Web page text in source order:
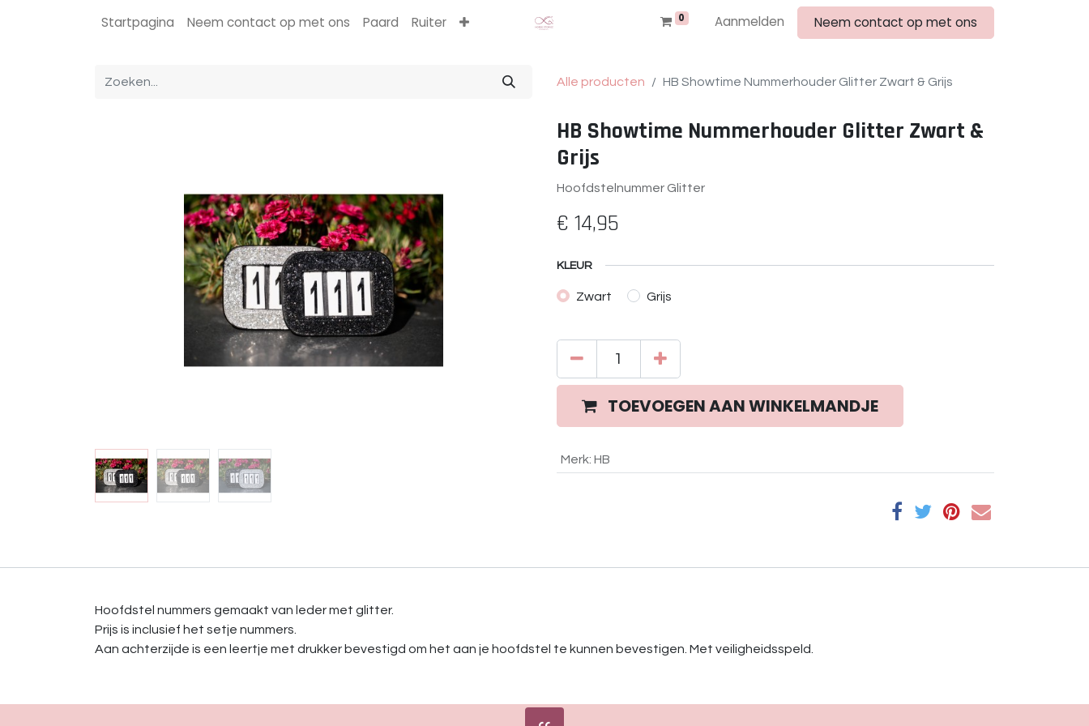
0 Aanmelden Neem contact op met ons
Startpagina Neem contact op met ons Paard Ruiter
Alle producten HB Showtime Nummerhouder Glitter Zwart & Grijs
HB Showtime Nummerhouder Glitter Zwart &
Grijs
Hoofdstelnummer Glitter
€ 14,95
KLEUR
Zwart Grijs
TOEVOEGEN AAN WINKELMANDJE
Merk: HB
Hoofdstel nummers gemaakt van leder met glitter.
Prijs is inclusief het setje nummers.
Aan achterzijde is een leertje met drukker bevestigd om het aan je hoofdstel te kunnen bevestigen. Met veiligheidsspeld.